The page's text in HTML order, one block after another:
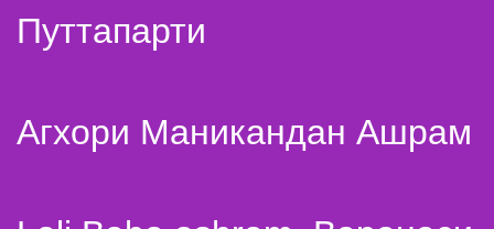
Путтапарти
Агхори Маникандан Ашрам